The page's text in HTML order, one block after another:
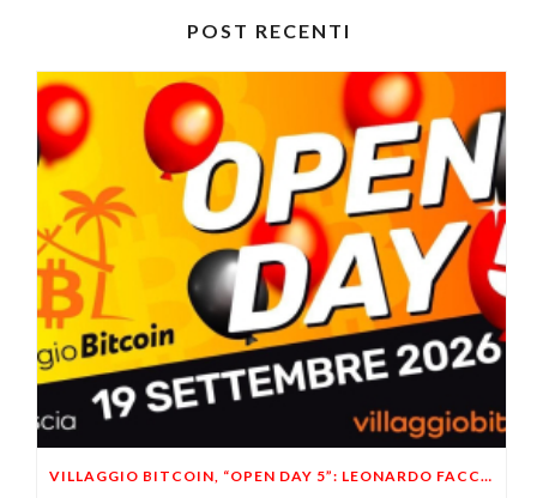
POST RECENTI
VILLAGGIO BITCOIN, “OPEN DAY 5”: LEONARDO FACCO OSPITE A BRESCIA